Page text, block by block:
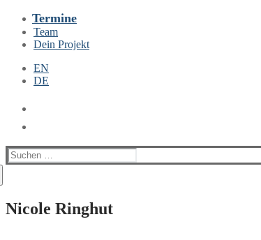
Termine
Team
Dein Projekt
EN
DE
Suchen
nach:
Nicole Ringhut